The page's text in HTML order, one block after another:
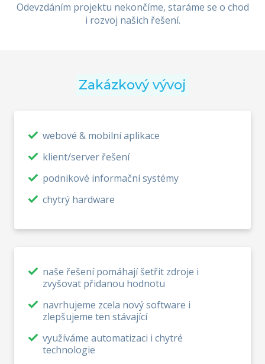
Odevzdáním projektu nekončíme, staráme se o chod
i rozvoj našich řešení.
Zakázkový vývoj
webové & mobilní aplikace
klient/server řešení
podnikové informační systémy
chytrý hardware
naše řešení pomáhají šetřit zdroje i
zvyšovat přidanou hodnotu
navrhujeme zcela nový software i
zlepšujeme ten stávající
využíváme automatizaci i chytré
technologie